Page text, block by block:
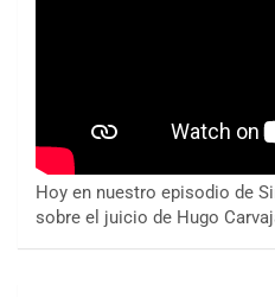
Hoy en nuestro episodio de
sobre el juicio de Hugo